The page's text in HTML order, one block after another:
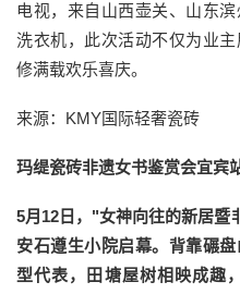
电视，来自山西壶关、山东
洗衣机，此次活动不仅为业
修满载欢乐喜庆。
来源：KMY国际轻奢瓷砖
玛缇瓷砖非遗女书鉴赏会宜宾
5月12日，"女神向往的新居暨
安石遵生小院启幕。背靠碾
型代表，田塘屋树相映成趣